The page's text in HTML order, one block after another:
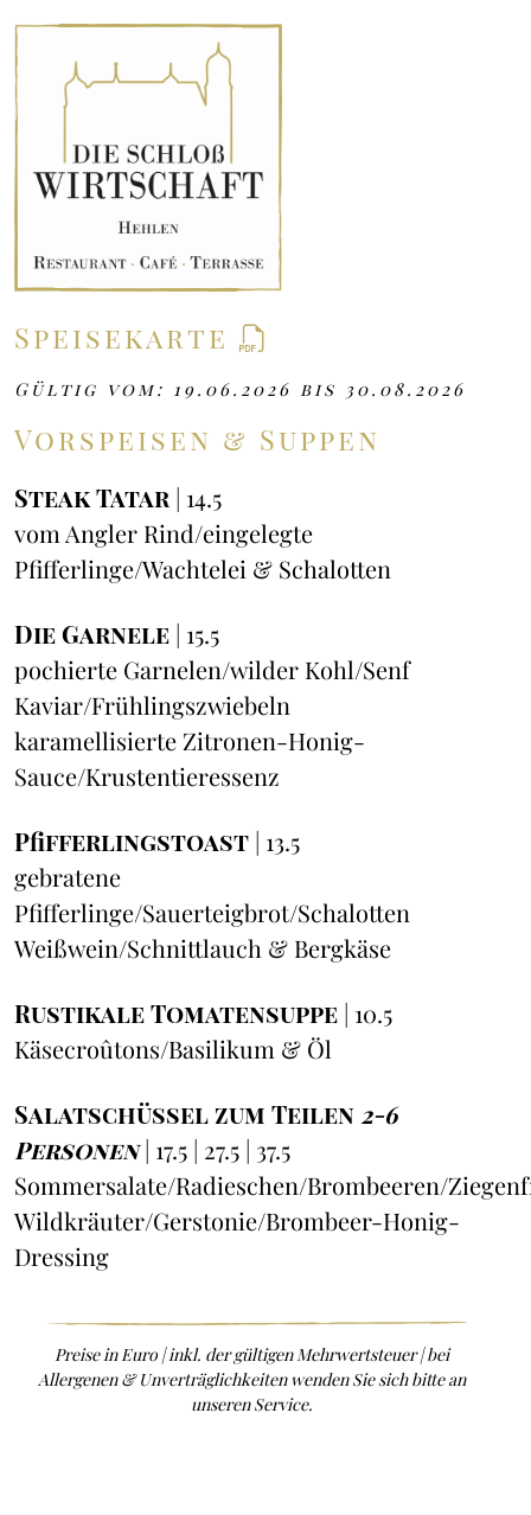
Speisekarte
Gültig vom: 19.06.2026 bis 30.08.2026
Vorspeisen & Suppen
Steak Tatar | 14.5
vom Angler Rind/eingelegte
Pfifferlinge/Wachtelei & Schalotten
Die Garnele | 15.5
pochierte Garnelen/wilder Kohl/Senf
Kaviar/Frühlingszwiebeln
karamellisierte Zitronen-Honig-
Sauce/Krustentieressenz
Pfifferlingstoast | 13.5
gebratene
Pfifferlinge/Sauerteigbrot/Schalotten
Weißwein/Schnittlauch & Bergkäse
Rustikale Tomatensuppe | 10.5
Käsecroûtons/Basilikum & Öl
Salatschüssel zum Teilen 2-6
Personen | 17.5 | 27.5 | 37.5
Sommersalate/Radieschen/Brombeeren/
Wildkräuter/Gerstonie/Brombeer-Honig-
Dressing
Preise in Euro | inkl. der gültigen Mehrwertsteuer | bei
Allergenen & Unverträglichkeiten wenden Sie sich bitte an
unseren Service.